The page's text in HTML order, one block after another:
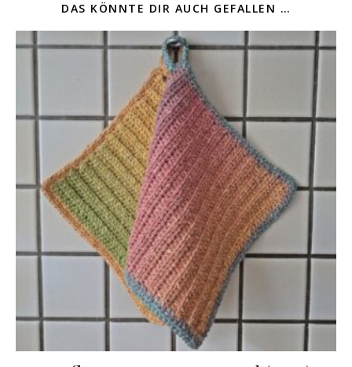
DAS KÖNNTE DIR AUCH GEFALLEN …